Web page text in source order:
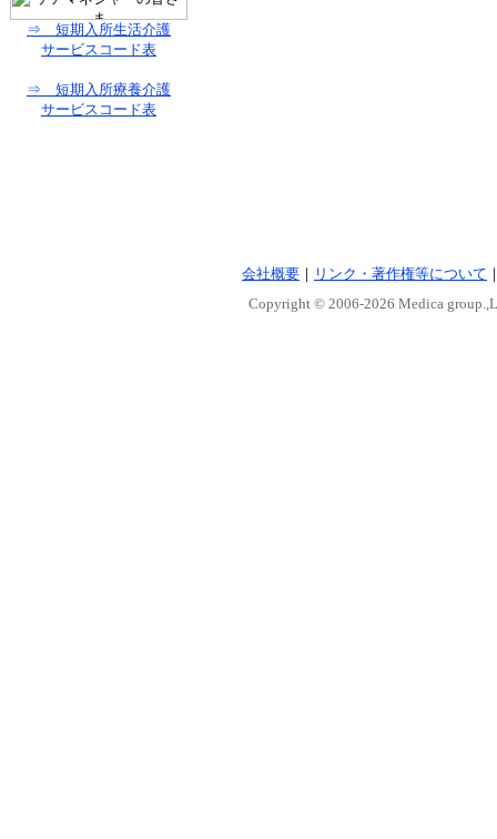
⇒ 短期入所生活介護
サービスコード表
⇒ 短期入所療養介護
サービスコード表
会社概要 ｜ リンク・著作権等について
Copyright © 2006-2026 Medica